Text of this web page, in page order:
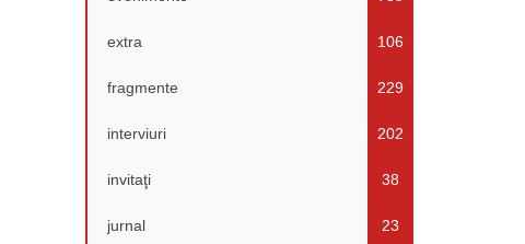
extra 106
fragmente 229
interviuri 202
invitaţi 38
jurnal 23